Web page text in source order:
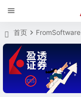
首页 FromSoftware